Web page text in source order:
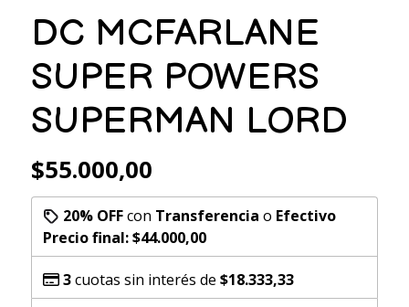
DC MCFARLANE
SUPER POWERS
SUPERMAN LORD
$55.000,00
20% OFFcon Transferencia o Efectivo
Precio final:$44.000,00
3cuotas sin interés de $18.333,33